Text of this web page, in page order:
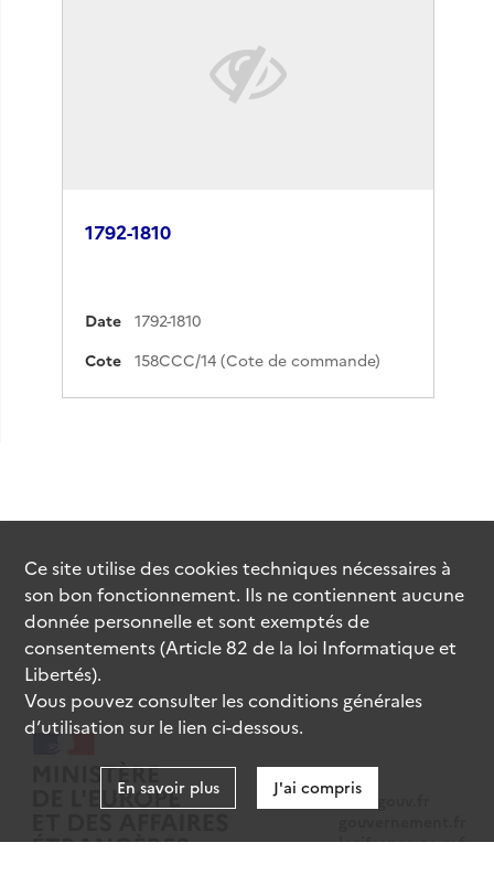
1792-1810
Date
1792-1810
Cote
158CCC/14 (Cote de commande)
data.gouv.fr
legifrance.gouv.fr
Ce site utilise descookiestechniques nécessaires à
son bon fonctionnement. Ils ne contiennent aucune
donnée personnelle et sont exemptés de
consentements (Article 82 de la loi Informatique et
Libertés).
Vous pouvez consulter les conditions générales
d’utilisation sur le lien ci-dessous.
En savoir plus J'ai compris